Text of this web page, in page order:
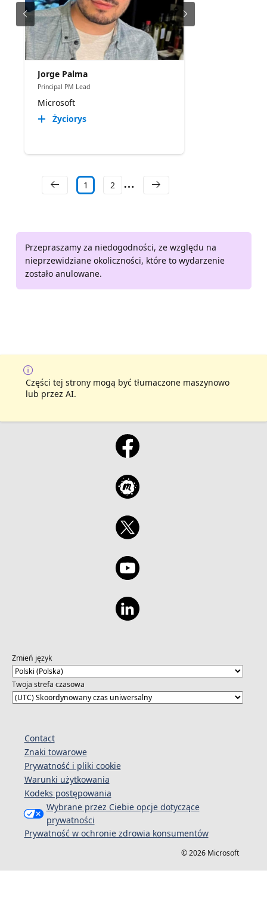
Jorge Palma
Principal PM Lead
Microsoft
Życiorys
1 2
Przepraszamy za niedogodności, ze względu na
nieprzewidziane okoliczności, które to wydarzenie
zostało anulowane.
Części tej strony mogą być tłumaczone maszynowo
lub przez AI.
Zmień język
Twoja strefa czasowa
Contact
Znaki towarowe
Prywatność i pliki cookie
Warunki użytkowania
Kodeks postępowania
Wybrane przez Ciebie opcje dotyczące
prywatności
Prywatność w ochronie zdrowia konsumentów
© 2026 Microsoft